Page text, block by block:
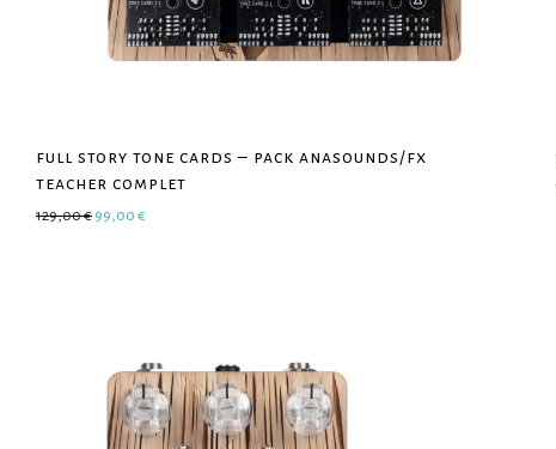
full story tone cards – pack anasounds/fx
teacher complet
129,00€ Le prix initial était : 129,00 €.
99,00 €